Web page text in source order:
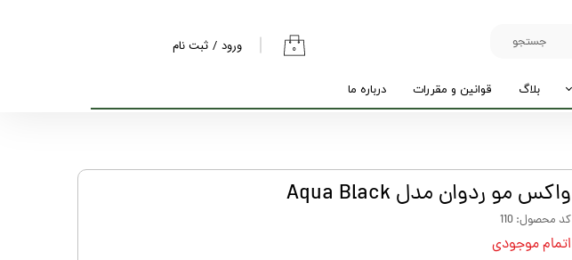
جستجو ۰ ورود / ثبت نام
تغییر گذر واژه
خروج از حساب
بلاگ قوانین و مقررات درباره ما
واکس مو ردوان مدل Aqua Black
کد محصول: 110
اتمام موجودی